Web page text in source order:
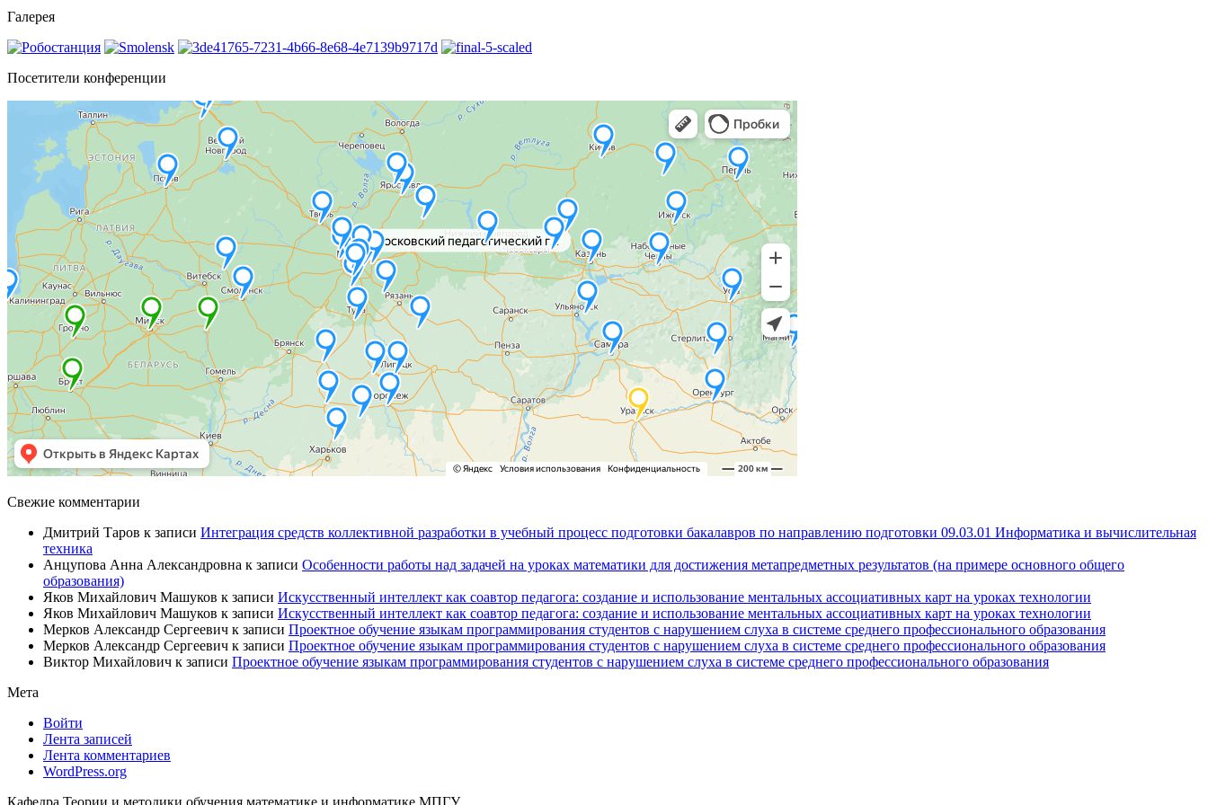
Галерея
Посетители конференции
Свежие комментарии
Дмитрий Таров к записи Интеграция средств коллективной разработки в учебный процесс подготовки бакалавров по направлению подготовки 09.03.01 Информатика и вычислительная
техника
Анцупова Анна Александровна к записи Особенности работы над задачей на уроках математики для достижения метапредметных результатов (на примере основного общего
образования)
Яков Михайлович Машуков к записи Искусственный интеллект как соавтор педагога: создание и использование ментальных ассоциативных карт на уроках технологии
Яков Михайлович Машуков к записи Искусственный интеллект как соавтор педагога: создание и использование ментальных ассоциативных карт на уроках технологии
Мерков Александр Сергеевич к записи Проектное обучение языкам программирования студентов с нарушением слуха в системе среднего профессионального образования
Мерков Александр Сергеевич к записи Проектное обучение языкам программирования студентов с нарушением слуха в системе среднего профессионального образования
Виктор Михайлович к записи Проектное обучение языкам программирования студентов с нарушением слуха в системе среднего профессионального образования
Мета
Войти
Лента записей
Лента комментариев
WordPress.org